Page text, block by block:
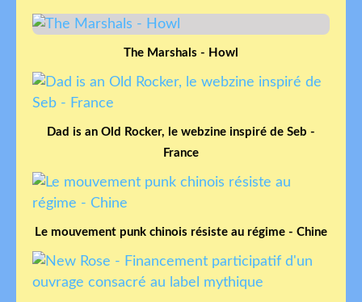
The Marshals - Howl
Dad is an Old Rocker, le webzine inspiré de Seb -
France
Le mouvement punk chinois résiste au régime - Chine